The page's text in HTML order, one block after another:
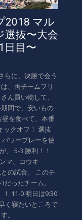
2018 マル
抜〜大会
日目〜
らに、決勝で会う
、両チームフリ
ん買い物して、
間で、安いもの
を食べて、本番
ックオフ！ 選抜
ワープレーを使
、 5-3 勝利！！
マ、コウキ
との試合。 このチ
だったチーム。
11-0 明日は9:30
く寝たいところで
。